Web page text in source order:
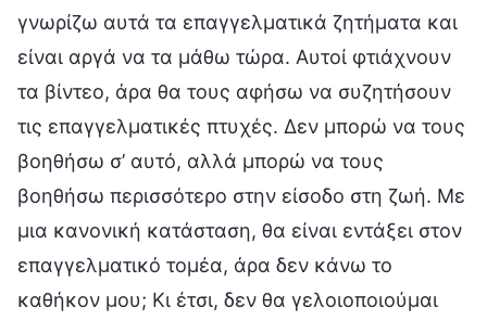
γνωρίζω αυτά τα επαγγελματικά ζητήματα και
είναι αργά να τα μάθω τώρα. Αυτοί φτιάχνουν
τα βίντεο, άρα θα τους αφήσω να συζητήσουν
τις επαγγελματικές πτυχές. Δεν μπορώ να τους
βοηθήσω σ’ αυτό, αλλά μπορώ να τους
βοηθήσω περισσότερο στην είσοδο στη ζωή. Με
μια κανονική κατάσταση, θα είναι εντάξει στον
επαγγελματικό τομέα, άρα δεν κάνω το
καθήκον μου; Κι έτσι, δεν θα γελοιοποιούμαι